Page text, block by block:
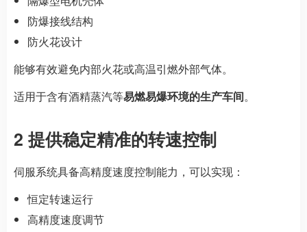
防爆接线结构
防火花设计
能够有效避免内部火花或高温引燃外部气体。
适用于含有酒精蒸汽等易燃易爆环境的生产车间。
2 提供稳定精准的转速控制
伺服系统具备高精度速度控制能力，可以实现：
恒定转速运行
高精度速度调节